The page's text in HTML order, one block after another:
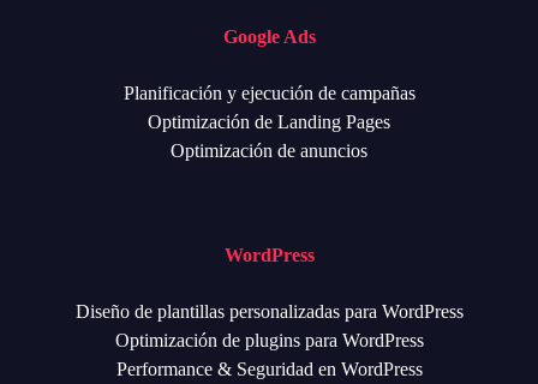
Google Ads
Planificación y ejecución de campañas
Optimización de Landing Pages
Optimización de anuncios
WordPress
Diseño de plantillas personalizadas para WordPress
Optimización de plugins para WordPress
Performance & Seguridad en WordPress